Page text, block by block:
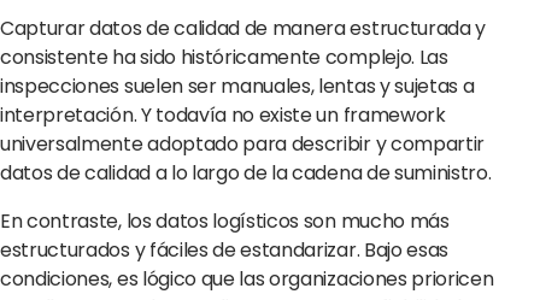
Capturar datos de calidad de manera estructurada y
consistente ha sido históricamente complejo. Las
inspecciones suelen ser manuales, lentas y sujetas a
interpretación. Y todavía no existe un framework
universalmente adoptado para describir y compartir
datos de calidad a lo largo de la cadena de suministro.
En contraste, los datos logísticos son mucho más
estructurados y fáciles de estandarizar. Bajo esas
condiciones, es lógico que las organizaciones prioricen